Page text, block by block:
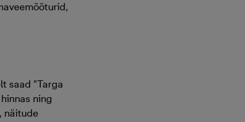
saad "Targa
ning
näitude